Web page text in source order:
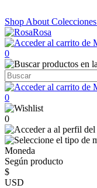
Shop About Colecciones
0
0
0
Moneda
Según producto
$
USD